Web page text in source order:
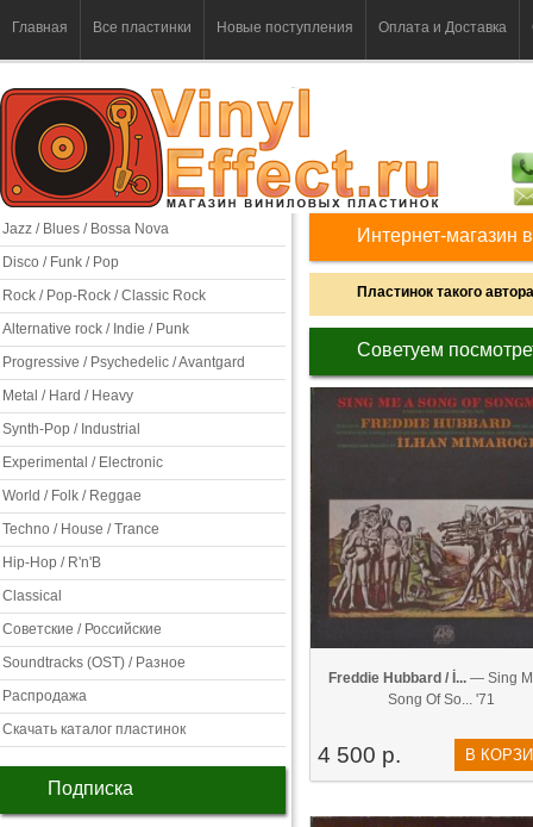
Главная Все пластинки Новые поступления Оплата и Доставка
Jazz / Blues / Bossa Nova
Disco / Funk / Pop
Rock / Pop-Rock / Classic Rock
Alternative rock / Indie / Punk
Progressive / Psychedelic / Avantgard
Metal / Hard / Heavy
Synth-Pop / Industrial
Experimental / Electronic
World / Folk / Reggae
Techno / House / Trance
Hip-Hop / R'n'B
Classical
Советские / Российские
Soundtracks (OST) / Разное
Распродажа
Скачать каталог пластинок
Подписка
Интернет-магазин
Пластинок такого
Советуем
Freddie Hubbard / İ... — Sing
Song Of So... '71
4 500 р. В